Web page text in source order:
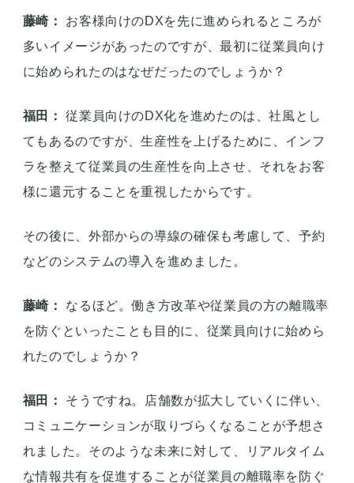
藤崎：
お客様向けのDXを先に進められるところが
多いイメージがあったのですが、最初に従業員向け
に始められたのはなぜだったのでしょうか？
福田：
従業員向けのDX化を進めたのは、社風とし
てもあるのですが、生産性を上げるために、インフ
ラを整えて従業員の生産性を向上させ、それをお客
様に還元することを重視したからです。
その後に、外部からの導線の確保も考慮して、予約
などのシステムの導入を進めました。
藤崎：
なるほど。働き方改革や従業員の方の離職率
を防ぐといったことも目的に、従業員向けに始めら
れたのでしょうか？
福田：
そうですね。店舗数が拡大していくに伴い、
コミュニケーションが取りづらくなることが予想さ
れました。そのような未来に対して、リアルタイム
な情報共有を促進することが従業員の離職率を防ぐ